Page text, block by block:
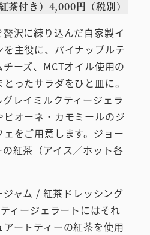
茶付き）4,000円（税別）
沢に練り込んだ自家製イ
主役に、パイナップルテ
ーズ、MCTオイル使用の
ったサラダをひと皿に。
レイミルクティージェラ
オーネ・カモミールのジ
をご用意します。ジョー
紅茶（アイス／ホット各
ャム / 紅茶ドレッシング
ィージェラートにはそれ
ートティーの紅茶を使用